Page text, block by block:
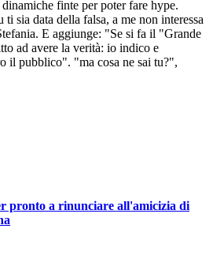
finte per poter fare hype.
sia data della falsa, a me non interessa
E aggiunge: "Se si fa il "Grande
ad avere la verità: io indico e
il pubblico". "ma cosa ne sai tu?",
pronto a rinunciare all'amicizia di